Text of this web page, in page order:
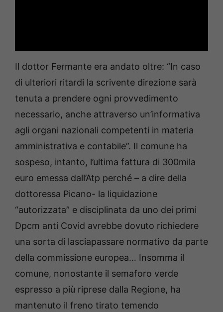
Il dottor Fermante era andato oltre: “In caso
di ulteriori ritardi la scrivente direzione sarà
tenuta a prendere ogni provvedimento
necessario, anche attraverso un’informativa
agli organi nazionali competenti in materia
amministrativa e contabile”. Il comune ha
sospeso, intanto, l’ultima fattura di 300mila
euro emessa dall’Atp perché – a dire della
dottoressa Picano- la liquidazione
“autorizzata” e disciplinata da uno dei primi
Dpcm anti Covid avrebbe dovuto richiedere
una sorta di lasciapassare normativo da parte
della commissione europea… Insomma il
comune, nonostante il semaforo verde
espresso a più riprese dalla Regione, ha
mantenuto il freno tirato temendo